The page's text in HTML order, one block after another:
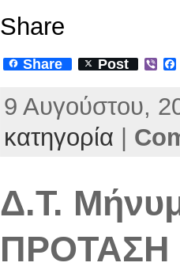
Share
Share Post
V
e
r
9 Αυγούστου,
κατηγορία
Δ.Τ.
ΠΡΟΤΑΣΗ